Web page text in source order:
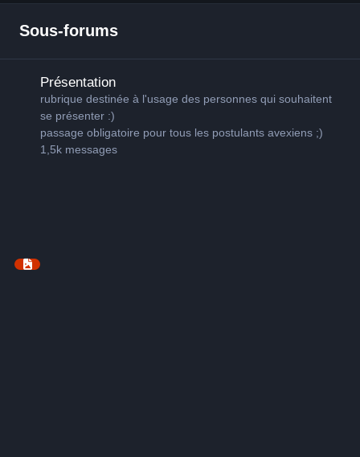
Sous-forums
Présentation
rubrique destinée à l'usage des personnes qui souhaitent
se présenter :)
passage obligatoire pour tous les postulants avexiens ;)
1,5k messages